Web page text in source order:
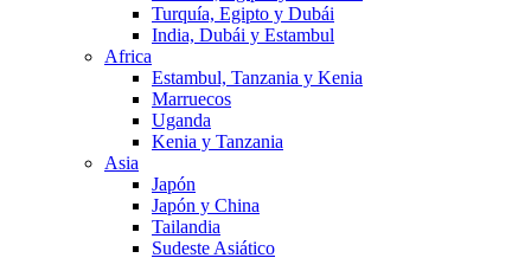
Turquía, Egipto y Dubái
India, Dubái y Estambul
Africa
Estambul, Tanzania y Kenia
Marruecos
Uganda
Kenia y Tanzania
Asia
Japón
Japón y China
Tailandia
Sudeste Asiático